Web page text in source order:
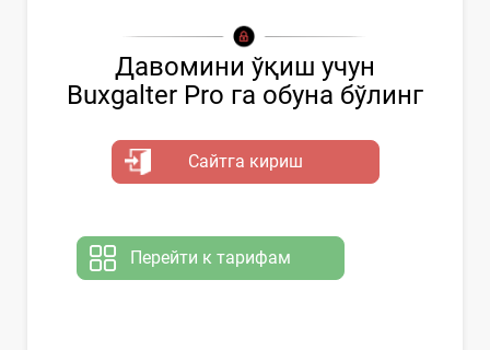
Давомини ўқиш учун
Buxgalter Pro га обуна бўлинг
Сайтга кириш
Перейти к тарифам